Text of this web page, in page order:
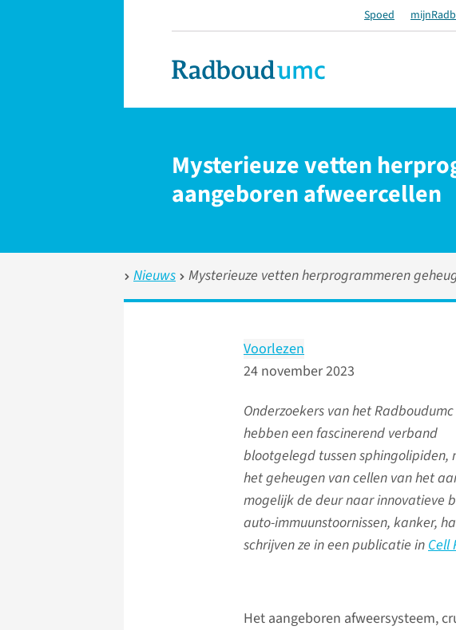
Spoed
Mysterieuze vetten
aangeboren afweercellen
Nieuws Mysterieuze vetten herprogrammeren
Voorlezen
24 november 2023
Onderzoekers van het Radboudumc
hebben een fascinerend verband
blootgelegd tussen sphingolipiden,
het geheugen van cellen van het
mogelijk de deur naar innovatieve
auto-immuunstoornissen, kanker,
schrijven ze in een publicatie inCell
Het aangeboren afweersysteem,